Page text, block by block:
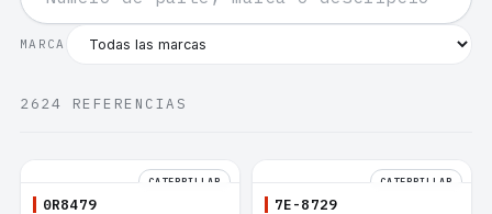
MARCA
2624 REFERENCIAS
CATERPILLAR
0R8479
CATERPILLAR
7E-8729